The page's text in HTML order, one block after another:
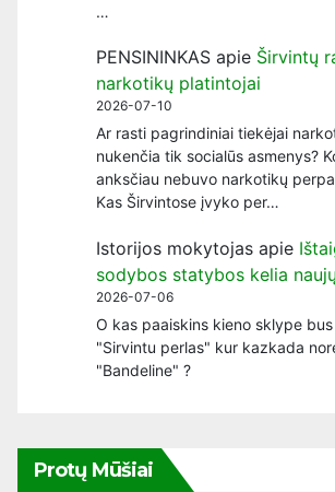
…
PENSININKAS apie Širvintų
narkotikų platintojai
2026-07-10
Ar rasti pagrindiniai tiekėjai
nukenčia tik socialūs asmenys?
anksčiau nebuvo narkotikų
Kas Širvintose įvyko per…
Istorijos mokytojas apie
sodybos statybos kelia
2026-07-06
O kas paaiskins kieno sklype
"Sirvintu perlas" kur kazkada
"Bandeline" ?
Protų Mūšiai